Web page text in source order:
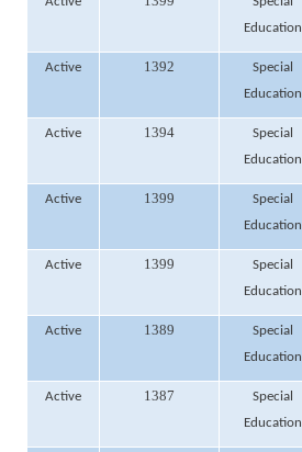
Education
Special
Education
1392
Active
Special
Education
1394
Active
Special
Education
1399
Active
Special
Education
1399
Active
Special
Education
1389
Active
Special
Education
1387
Active